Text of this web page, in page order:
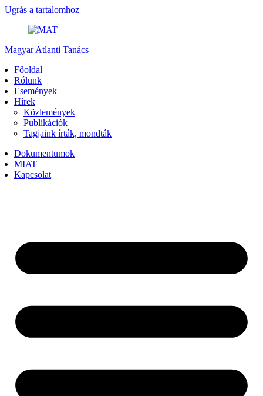
Ugrás a tartalomhoz
Magyar Atlanti Tanács
Főoldal
Rólunk
Események
Hírek
Közlemények
Publikációk
Tagjaink írták, mondták
Dokumentumok
MIAT
Kapcsolat